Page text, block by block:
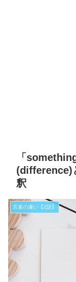
「
(difference)
釈
言葉の違い【2語】